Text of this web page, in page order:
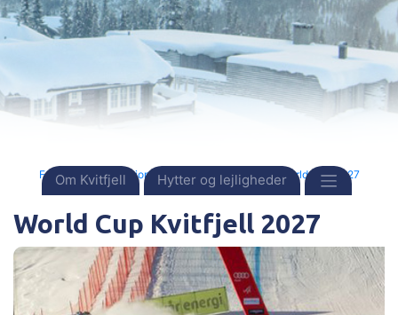
Om Kvitfjell Hytter og lejligheder
Forside Destinationer Norge Kvitfjell World Cup 2027
World Cup Kvitfjell 2027